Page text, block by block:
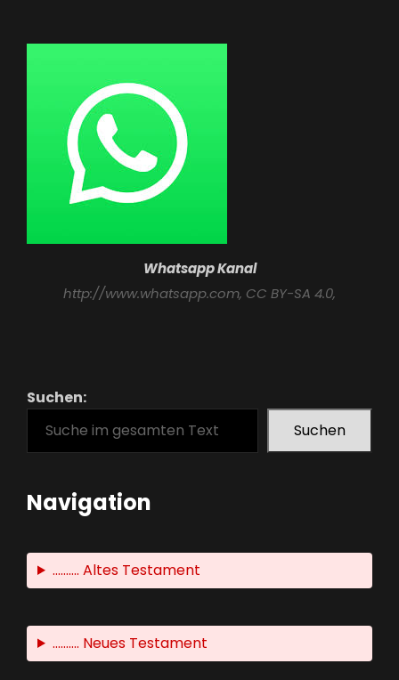
Whatsapp Kanal
http://www.whatsapp.com, CC BY-SA 4.0,
Suchen:
Suchen
Navigation
.......... Altes Testament
.......... Neues Testament